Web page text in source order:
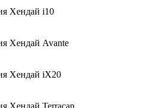
Хендай i10
Хендай Avante
Хендай iX20
Хендай Terracan